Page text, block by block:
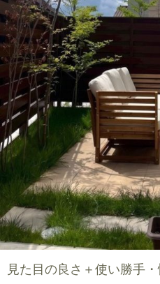
見た目の良さ＋使い勝手